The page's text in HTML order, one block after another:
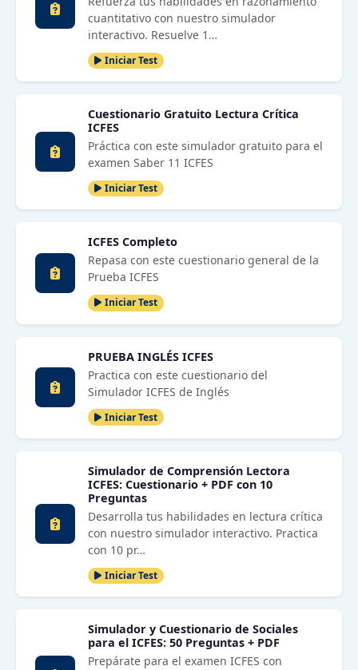
cuantitativo con nuestro simulador
interactivo. Resuelve 1…
Iniciar Test
Cuestionario Gratuito Lectura Crítica
ICFES
Práctica con este simulador gratuito para el
examen Saber 11 ICFES
Iniciar Test
ICFES Completo
Repasa con este cuestionario general de la
Prueba ICFES
Iniciar Test
PRUEBA INGLÉS ICFES
Practica con este cuestionario del
Simulador ICFES de Inglés
Iniciar Test
Simulador de Comprensión Lectora
ICFES: Cuestionario + PDF con 10
Preguntas
Desarrolla tus habilidades en lectura crítica
con nuestro simulador interactivo. Practica
con 10 pr…
Iniciar Test
Simulador y Cuestionario de Sociales
para el ICFES: 50 Preguntas + PDF
Prepárate para el examen ICFES con